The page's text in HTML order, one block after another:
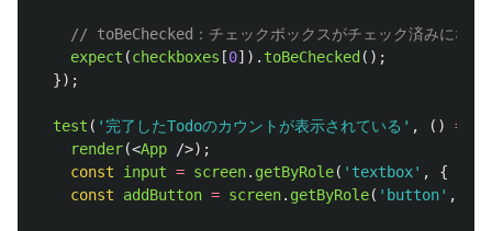
// toBeChecked：チェックボックスがチェック済みになっ
expect (checkboxes [0]). toBeChecked ();
});
test ( ' 完了したTodoのカウントが表示されている ' , () =>
render(<App
/>);
const
input = screen. getByRole( ' textbox' , {
const
addButton = screen. getByRole( ' button' ,